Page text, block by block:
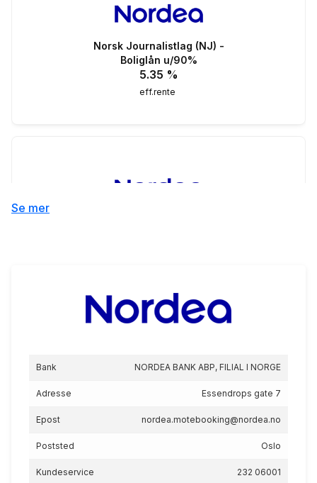
Norsk Journalistlag (NJ) -
Boliglån u/90%
5.35 %
eff.rente
Norsk Journalistlag (NJ) -
6.73%
Se mer
Bank NORDEA BANK ABP, FILIAL I NORGE
Adresse Essendrops gate 7
Epost nordea.motebooking@nordea.no
Poststed Oslo
Kundeservice 232 06001